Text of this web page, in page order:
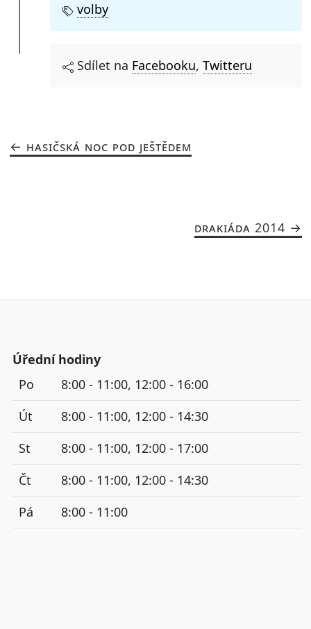
volby
Sdílet na Facebooku, Twitteru
HASIČSKÁ NOC POD JEŠTĚDEM
DRAKIÁDA 2014
Úřední hodiny
Po
8:00 - 11:00, 12:00 - 16:00
Út
8:00 - 11:00, 12:00 - 14:30
St
8:00 - 11:00, 12:00 - 17:00
Čt
8:00 - 11:00, 12:00 - 14:30
Pá
8:00 - 11:00